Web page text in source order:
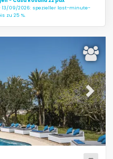
13/09/2026: spezieller last-minute-
zu 25 %.
Next